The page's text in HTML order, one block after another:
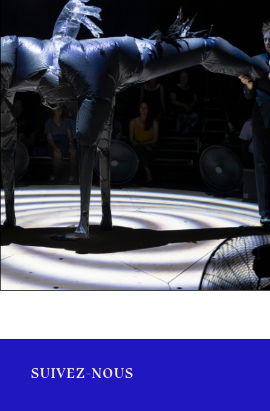
SUIVEZ-NOUS